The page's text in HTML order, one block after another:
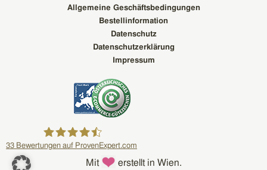
Allgemeine Geschäftsbedingungen
Bestellinformation
Datenschutz
Datenschutzerklärung
Impressum
33 Bewertungen auf ProvenExpert.com
Mit erstellt in Wien.